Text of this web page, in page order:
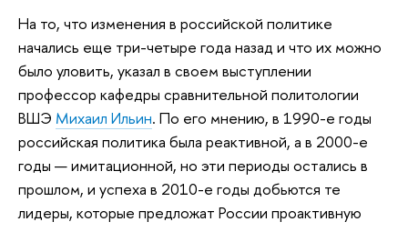
На то, что изменения в российской политике
начались еще три-четыре года назад и что их можно
было уловить, указал в своем выступлении
профессор кафедры сравнительной политологии
ВШЭ Михаил Ильин. По его мнению, в 1990-е годы
российская политика была реактивной, а в 2000-е
годы — имитационной, но эти периоды остались в
прошлом, и успеха в 2010-е годы добьются те
лидеры, которые предложат России проактивную